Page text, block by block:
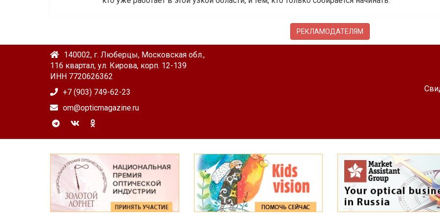
РЕКЛАМОДАТЕЛЯМ
140002, г. Люберцы, Московская обл.,
116 квартал, ул. Кирова, корп. 12-139
ИНН 7720626362
+7 (903) 749-62-23
om@opticmagazine.ru